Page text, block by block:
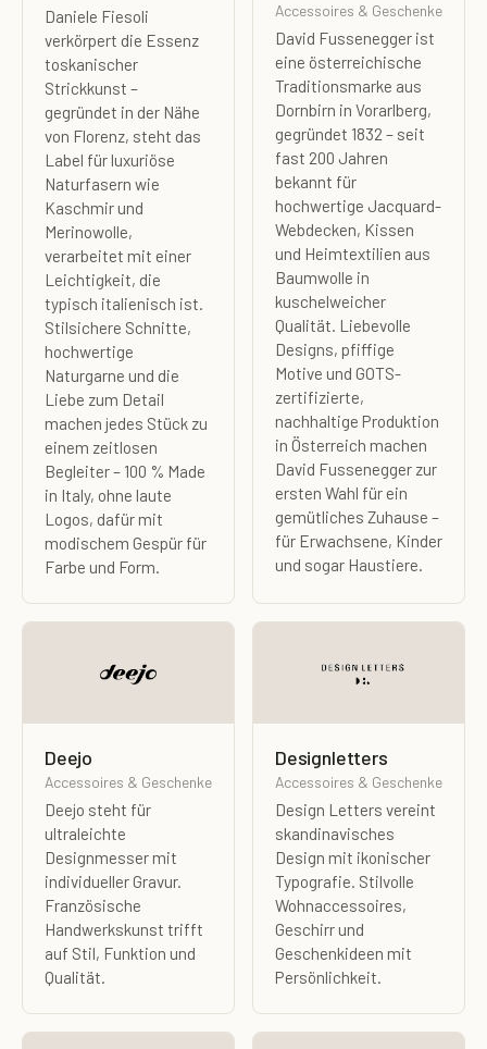
Daniele Fiesoli
verkörpert die Essenz
toskanischer
Strickkunst –
gegründet in der Nähe
von Florenz, steht das
Label für luxuriöse
Naturfasern wie
Kaschmir und
Merinowolle,
verarbeitet mit einer
Leichtigkeit, die
typisch italienisch ist.
Stilsichere Schnitte,
hochwertige
Naturgarne und die
Liebe zum Detail
machen jedes Stück zu
einem zeitlosen
Begleiter – 100 % Made
in Italy, ohne laute
Logos, dafür mit
modischem Gespür für
Farbe und Form.
Accessoires & Geschenke
David Fussenegger ist
eine österreichische
Traditionsmarke aus
Dornbirn in Vorarlberg,
gegründet 1832 – seit
fast 200 Jahren
bekannt für
hochwertige Jacquard-
Webdecken, Kissen
und Heimtextilien aus
Baumwolle in
kuschelweicher
Qualität. Liebevolle
Designs, pfiffige
Motive und GOTS-
zertifizierte,
nachhaltige Produktion
in Österreich machen
David Fussenegger zur
ersten Wahl für ein
gemütliches Zuhause –
für Erwachsene, Kinder
und sogar Haustiere.
Deejo
Accessoires & Geschenke
Deejo steht für
ultraleichte
Designmesser mit
individueller Gravur.
Französische
Handwerkskunst trifft
auf Stil, Funktion und
Qualität.
Designletters
Accessoires & Geschenke
Design Letters vereint
skandinavisches
Design mit ikonischer
Typografie. Stilvolle
Wohnaccessoires,
Geschirr und
Geschenkideen mit
Persönlichkeit.